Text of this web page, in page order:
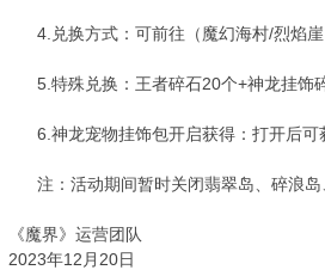
4.兑换方式：可前往（魔幻海村/烈焰崖
5.特殊兑换：王者碎石20个+神龙挂饰
6.神龙宠物挂饰包开启获得：打开后可
注：活动期间暂时关闭翡翠岛、碎浪岛
《魔界》运营团队
2023年12月20日